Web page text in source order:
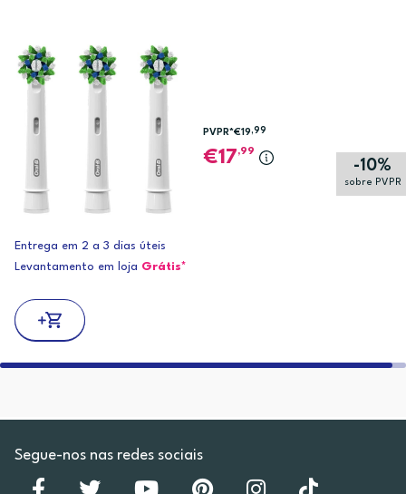
-10%
sobre PVPR
PVPR*€19,99
17,99
Entrega em 2 a 3 dias úteis
Levantamento em loja Grátis*
Segue-nos nas redes sociais